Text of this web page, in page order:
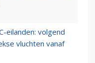
eilanden: volgend
vluchten vanaf